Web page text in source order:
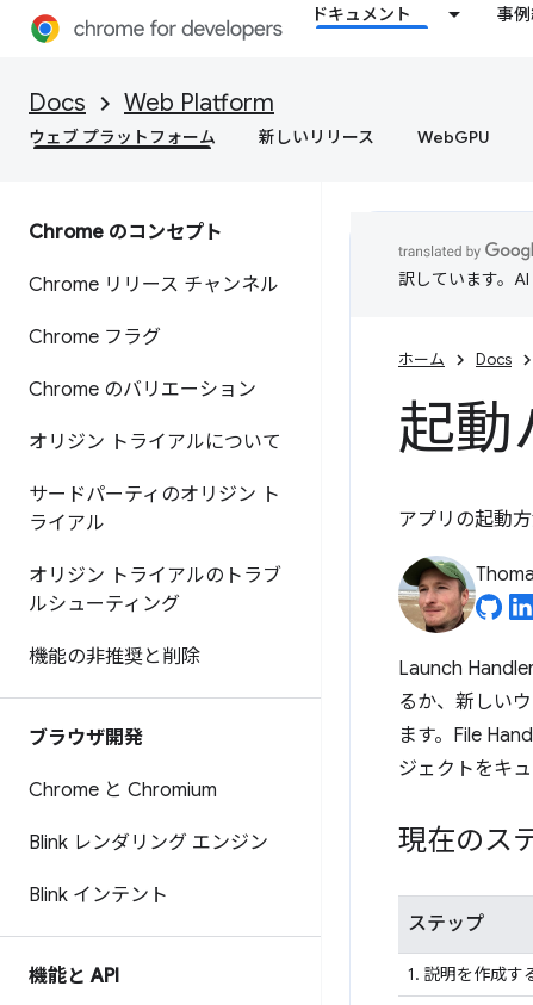
ドキュメント 事
Docs Web Platform
ウェブ プラットフォーム 新しいリリース WebGPU
Chrome のコンセプト
Chrome リリース チャンネル
Chrome フラグ
Chrome のバリエーション
オリジン トライアルについて
サードパーティのオリジン ト
ライアル
オリジン トライアルのトラブ
ルシューティング
機能の非推奨と削除
ブラウザ開発
Chrome と Chromium
Blink レンダリング エンジン
Blink インテント
機能と API
訳しています。AI
ホーム Docs
起動
アプリの起動方
Launch
るか、新しい
ます。File
ジェクトをキュ
現在のス
ステップ
1. 説明を作成す